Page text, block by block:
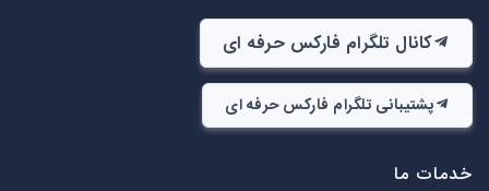
کانال تلگرام فارکس حرفه ای
پشتیبانی تلگرام فارکس حرفه ای
خدمات ما